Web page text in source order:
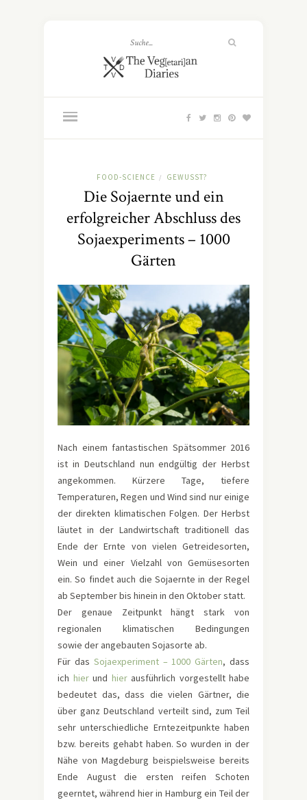
FOOD-SCIENCE / GEWUSST?
Die Sojaernte und ein
erfolgreicher Abschluss des
Sojaexperiments – 1000
Gärten
Nach einem fantastischen Spätsommer 2016
ist in Deutschland nun endgültig der Herbst
angekommen. Kürzere Tage, tiefere
Temperaturen, Regen und Wind sind nur einige
der direkten klimatischen Folgen. Der Herbst
läutet in der Landwirtschaft traditionell das
Ende der Ernte von vielen Getreidesorten,
Wein und einer Vielzahl von Gemüsesorten
ein. So findet auch die Sojaernte in der Regel
ab September bis hinein in den Oktober statt.
Der genaue Zeitpunkt hängt stark von
regionalen klimatischen Bedingungen
sowie der angebauten Sojasorte ab.
Für das Sojaexperiment – 1000 Gärten, dass
ich hierund hierausführlich vorgestellt habe
bedeutet das, dass die vielen Gärtner, die
über ganz Deutschland verteilt sind, zum Teil
sehr unterschiedliche Erntezeitpunkte haben
bzw. bereits gehabt haben. So wurden in der
Nähe von Magdeburg beispielsweise bereits
Ende August die ersten reifen Schoten
geerntet, während hier in Hamburg ein Teil der